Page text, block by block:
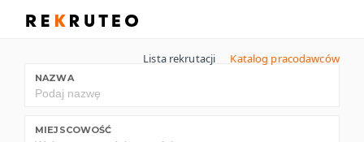
Lista rekrutacji Katalog pracodawców
NAZWA
MIEJSCOWOŚĆ